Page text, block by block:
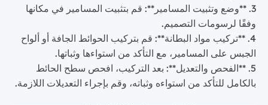
3. **وضع وتثبيت المسامير**: قم بتثبيت المسامير في مكانها
وفقًا لرسومات التصميم.
4. **تركيب مواد البطانة**: قم بتركيب الحوائط الجافة أو ألواح
الجبس على المسامير، مع التأكد من استواءها وثباتها.
5. **الفحص والتعديل**: بعد التركيب، افحص سطح الحائط
بالكامل للتأكد من استواءه وثباته، وقم بإجراء التعديلات اللازمة.